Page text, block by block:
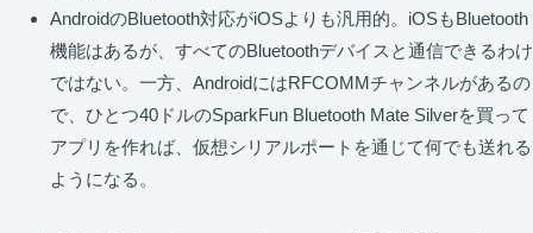
AndroidのBluetooth対応がiOSよりも汎用的。iOSもBluetooth
機能はあるが、すべてのBluetoothデバイスと通信できるわけ
ではない。一方、AndroidにはRFCOMMチャンネルがあるの
で、ひとつ40ドルのSparkFun Bluetooth Mate Silverを買って
アプリを作れば、仮想シリアルポートを通じて何でも送れる
ようになる。